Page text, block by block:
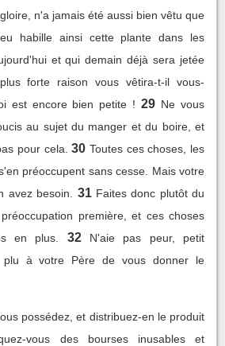
n'a jamais été aussi bien vêtu que
habille ainsi cette plante dans les
et qui demain déjà sera jetée
forte raison vous vêtira-t-il vous-
est encore bien petite ! 29 Ne vous
au sujet du manger et du boire, et
pour cela. 30 Toutes ces choses, les
préoccupent sans cesse. Mais votre
avez besoin.
31 Faites donc plutôt du
première, et ces choses
en plus.
32
N'aie pas peur, petit
à votre Père de vous donner le
possédez, et distribuez-en le produit
vous des bourses inusables et